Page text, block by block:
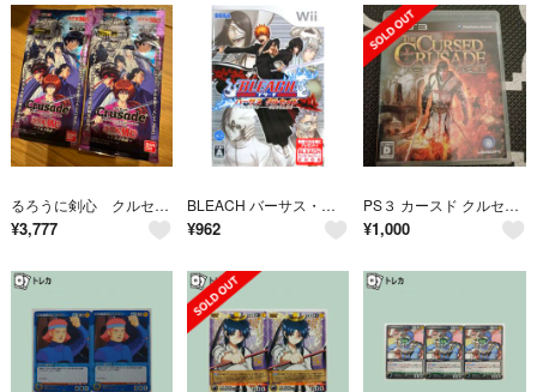
るろうに剣心 クルセイド 2パック 未開封 セット
¥3,777
BLEACH バーサス・クルセイド／Ｗｉｉ
¥962
PS３ カースド クルセイド
¥1,000